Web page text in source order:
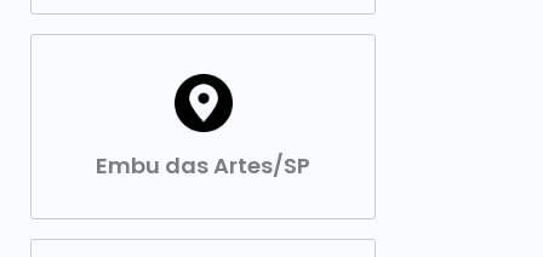
Embu das Artes/SP